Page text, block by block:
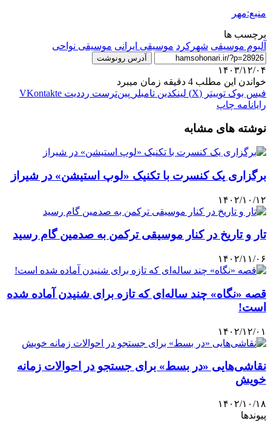
منبع:مهر
برچسب ها
آلبوم موسیقی شهرکرد موسیقی ایرانی موسیقی نواحی
آدرس رونوشت
۱۴۰۳/۱۲/۰۴
خواندن این مطلب 4 دقیقه زمان میبرد
فیس بوک توییتر (X) لینکدین ‫تامبلر ‫پین‌ترست ‫رددیت ‫VKontakte
رایانامه چاپ
نوشته های مشابه
برگزاری یک کنسرت با تکنیک «لوپ استیشن» در شیراز
۱۴۰۲/۱۰/۱۲
تار و تاریخ در کنار موسیقی ترکمن به صدمین گام رسید
۱۴۰۲/۱۱/۰۶
قصه «نگاه» چند ساله‌ای که تازه برای شنیدن آماده شده
است!
۱۴۰۲/۱۲/۰۱
نقاشی‌هایی «در بسط» برای جستجو در احوالات زمانه
خویش
۱۴۰۲/۱۰/۱۸
پیوندها